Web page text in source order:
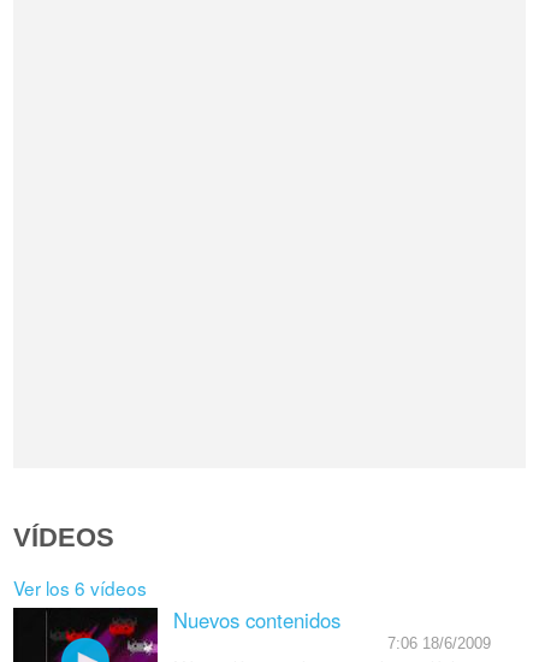
VÍDEOS
Ver los 6 vídeos
Nuevos contenidos
7:06 18/6/2009